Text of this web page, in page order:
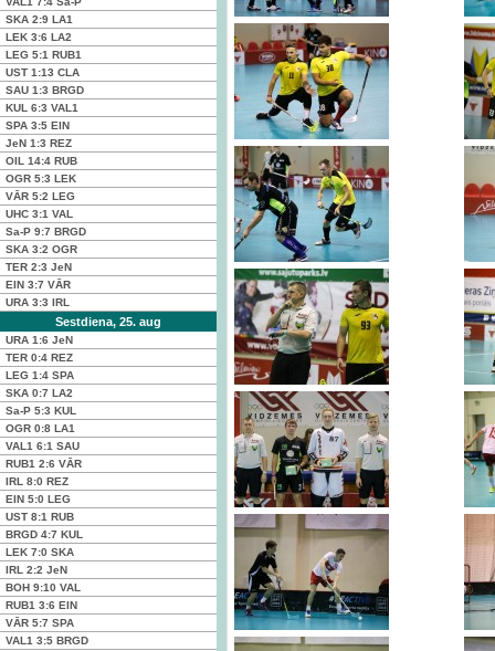
SKA 2:9 LA1
LEK 3:6 LA2
LEG 5:1 RUB1
UST 1:13 CLA
SAU 1:3 BRGD
KUL 6:3 VAL1
SPA 3:5 EIN
JeN 1:3 REZ
OIL 14:4 RUB
OGR 5:3 LEK
VĀR 5:2 LEG
UHC 3:1 VAL
Sa-P 9:7 BRGD
SKA 3:2 OGR
TER 2:3 JeN
EIN 3:7 VĀR
URA 3:3 IRL
Sestdiena, 25. aug
URA 1:6 JeN
TER 0:4 REZ
LEG 1:4 SPA
SKA 0:7 LA2
Sa-P 5:3 KUL
OGR 0:8 LA1
VAL1 6:1 SAU
RUB1 2:6 VĀR
IRL 8:0 REZ
EIN 5:0 LEG
UST 8:1 RUB
BRGD 4:7 KUL
LEK 7:0 SKA
IRL 2:2 JeN
BOH 9:10 VAL
RUB1 3:6 EIN
VĀR 5:7 SPA
VAL1 3:5 BRGD